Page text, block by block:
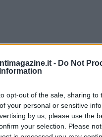
- Do Not
opt-out of the sale, sharing to
your personal or sensitive
by us, please use the
your selection. Please
AUTORE
Edoardo Vitali